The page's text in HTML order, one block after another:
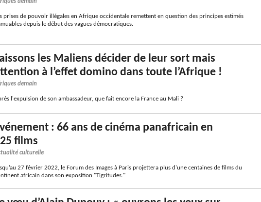
prises de pouvoir illégales en Afrique occidentale remettent en question des principes estimés
depuis le début des vagues démocratiques.
les Maliens décider de leur sort mais
à l’effet domino dans toute l’Afrique !
demain
l'expulsion de son ambassadeur, que fait encore la France au Mali ?
: 66 ans de cinéma panafricain en
films
culturelle
27 février 2022, le Forum des Images à Paris projettera plus d'une centaines de films du
africain dans son exposition "Tigritudes."